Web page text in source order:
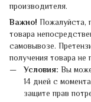
производителя.
Важно! Пожалуйста,
товара
самовывозе.
получения товара не
Условия: Вы
14 дней с
защите прав